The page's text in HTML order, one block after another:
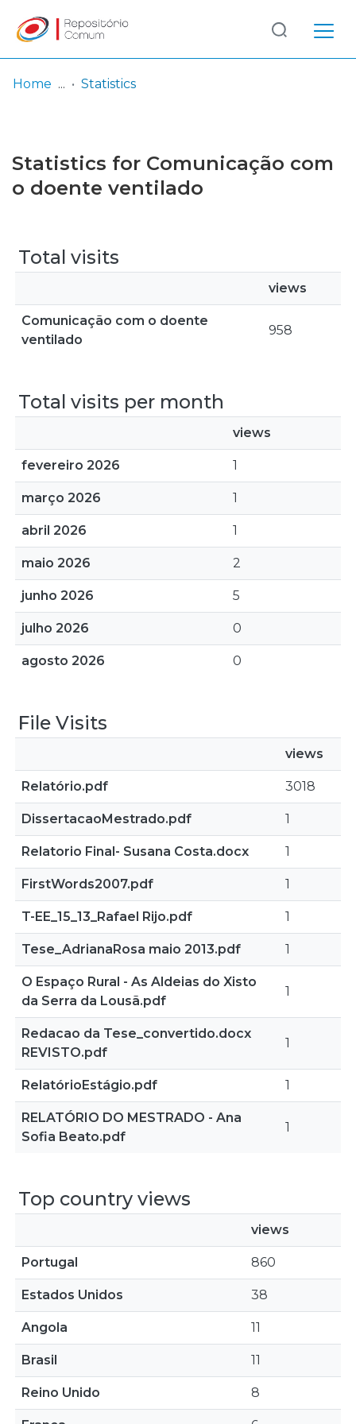
Browse repository
Log
In
(current)
Home Statistics
Statistics for Comunicação com
o doente ventilado
Total visits
views
Comunicação com o doente
ventilado
958
Total visits per month
views
fevereiro 2026 1
março 2026 1
abril 2026 1
maio 2026 2
junho 2026 5
julho 2026 0
agosto 2026 0
File Visits
views
Relatório.pdf 3018
DissertacaoMestrado.pdf 1
Relatorio Final- Susana Costa.docx 1
FirstWords2007.pdf 1
T-EE_15_13_Rafael Rijo.pdf 1
Tese_AdrianaRosa maio 2013.pdf 1
O Espaço Rural - As Aldeias do Xisto
da Serra da Lousã.pdf
1
Redacao da Tese_convertido.docx
REVISTO.pdf
1
RelatórioEstágio.pdf 1
RELATÓRIO DO MESTRADO - Ana
Sofia Beato.pdf
1
Top country views
views
Portugal 860
Estados Unidos 38
Angola 11
Brasil 11
Reino Unido 8